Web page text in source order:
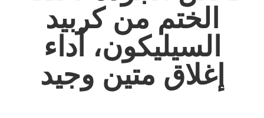
الختم من كربيد
السيليكون، أداء
إغلاق متين وجيد